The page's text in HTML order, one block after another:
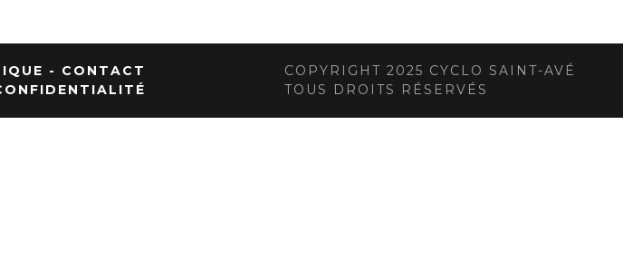
- CONTACT
COPYRIGHT 2025 CYCLO SAINT-AVÉ
TOUS DROITS RÉSERVÉS